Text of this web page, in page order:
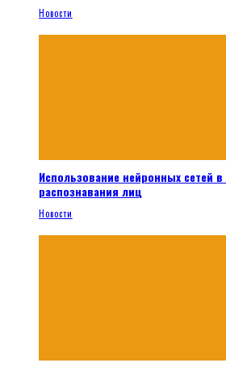
Новости
Использование нейронных сетей
распознавания лиц
Новости